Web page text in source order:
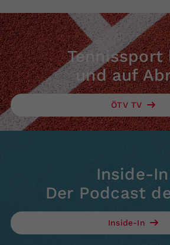
Tennissport
und auf
ÖTV TV
Inside-In
Der Podcast
Inside-In